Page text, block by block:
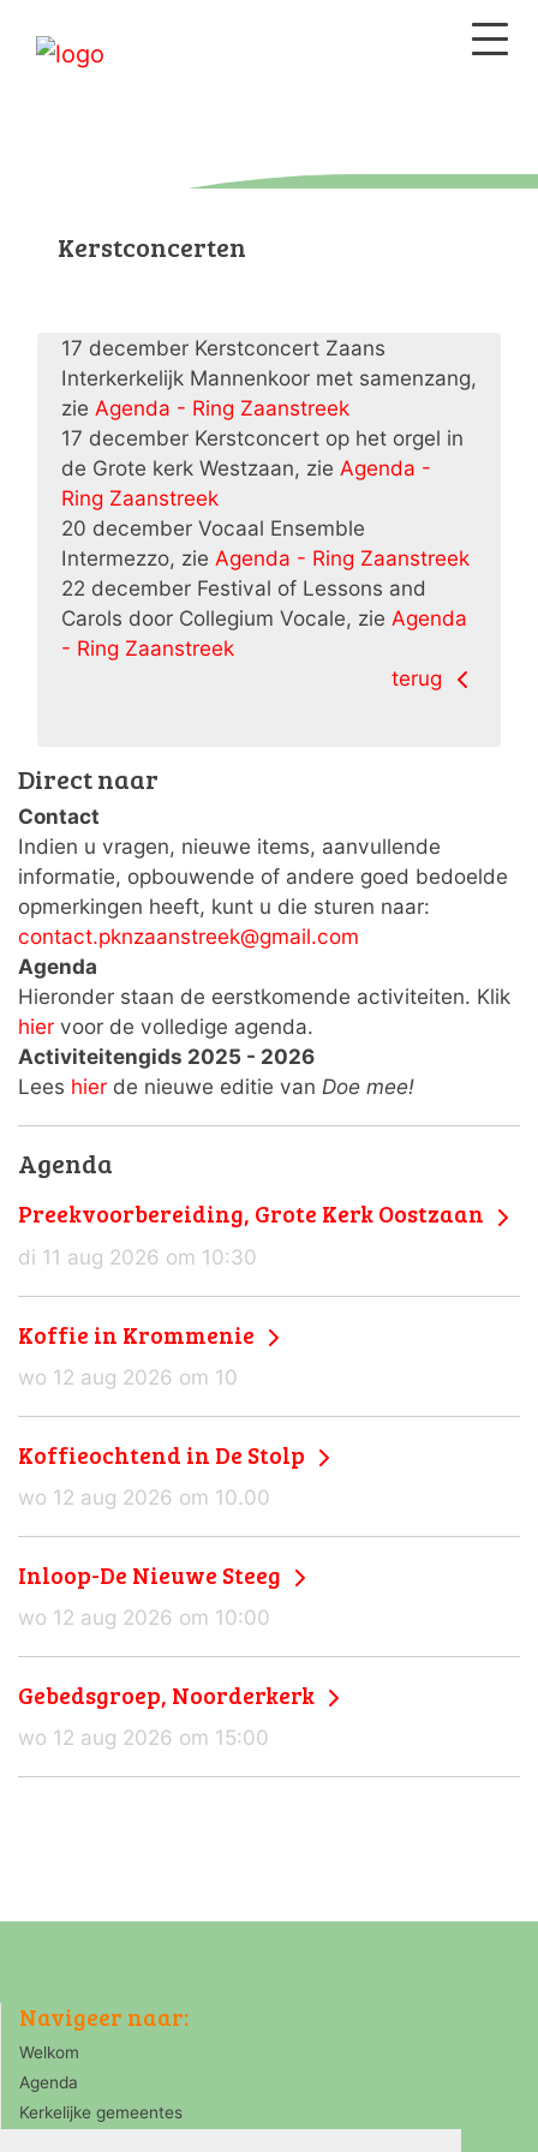
Kerstconcerten
17 december Kerstconcert Zaans
Interkerkelijk Mannenkoor met samenzang,
zie Agenda - Ring Zaanstreek
17 december Kerstconcert op het orgel in
de Grote kerk Westzaan, zie Agenda -
Ring Zaanstreek
20 december Vocaal Ensemble
Intermezzo, zie Agenda - Ring Zaanstreek
22 december Festival of Lessons and
Carols door Collegium Vocale, zie Agenda
- Ring Zaanstreek
terug
Direct naar
Contact
Indien u vragen, nieuwe items, aanvullende
informatie, opbouwende of andere goed bedoelde
opmerkingen heeft, kunt u die sturen naar:
contact.pknzaanstreek@gmail.com
Agenda
Hieronder staan de eerstkomende activiteiten. Klik
hier voor de volledige agenda.
Activiteitengids 2025 - 2026
Lees hier de nieuwe editie van Doe mee!
Agenda
Preekvoorbereiding, Grote Kerk Oostzaan
di 11 aug 2026 om 10:30
Koffie in Krommenie
wo 12 aug 2026 om 10
Koffieochtend in De Stolp
wo 12 aug 2026 om 10.00
Inloop-De Nieuwe Steeg
wo 12 aug 2026 om 10:00
Gebedsgroep, Noorderkerk
wo 12 aug 2026 om 15:00
Navigeer naar:
Welkom
Agenda
Kerkelijke gemeentes